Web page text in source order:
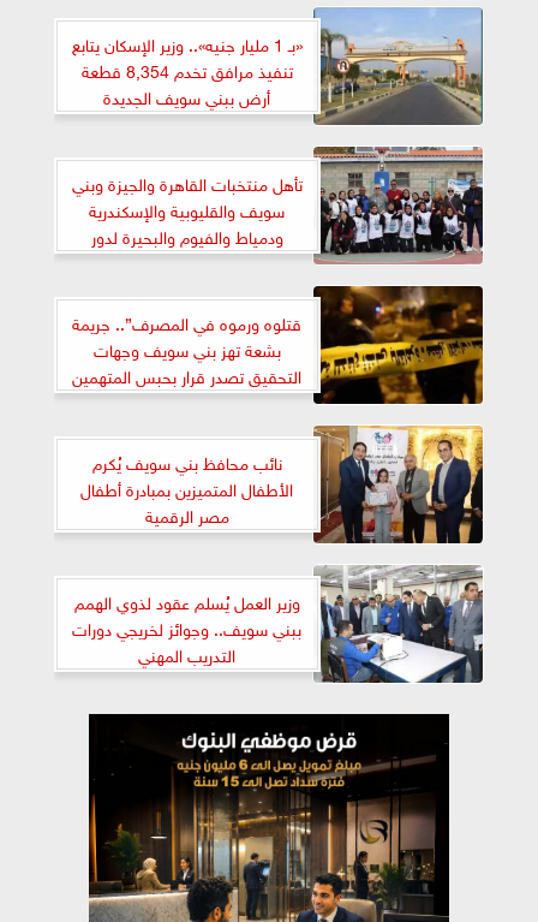
«بـ 1 مليار جنيه».. وزير الإسكان يتابع
تنفيذ مرافق تخدم 8,354 قطعة
أرض ببني سويف الجديدة
تأهل منتخبات القاهرة والجيزة وبني
سويف والقليوبية والإسكندرية
ودمياط والفيوم والبحيرة لدور
الثمانية من دوري كرة السلة للصم
قتلوه ورموه في المصرف”.. جريمة
بشعة تهز بني سويف وجهات
التحقيق تصدر قرار بحبس المتهمين
نائب محافظ بني سويف يُكرم
الأطفال المتميزين بمبادرة أطفال
مصر الرقمية
وزير العمل يُسلم عقود لذوي الهمم
ببني سويف.. وجوائز لخريجي دورات
التدريب المهني